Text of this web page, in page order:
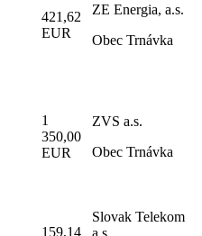
421,62
EUR
ZE Energia, a.s.
Obec Trnávka
1
350,00
EUR
ZVS a.s.
Obec Trnávka
159,14
Slovak Telekom
a.s.